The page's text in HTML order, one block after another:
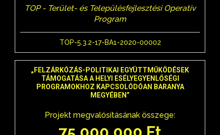
TOP - Terület- és Településfejlesztési Operatív
Program
TOP-5.3.2-17-BA1-2020-00002
„FELZÁRKÓZÁS-POLITIKAI EGYÜTTMŰKÖDÉSEK
TÁMOGATÁSA A HELYI ESÉLYEGYENLŐSÉGI
PROGRAMOKHOZ KAPCSOLÓDÓAN BARANYA
MEGYÉBEN”
Projekt megvalósításának összege: